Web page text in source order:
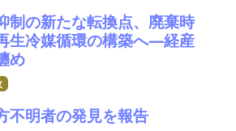
制の新たな転換点、廃棄時
生冷媒循環の構築へ―経産
め
不明者の発見を報告